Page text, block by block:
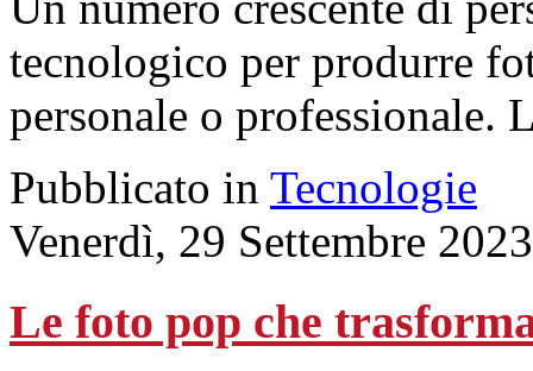
tecnologico per produrre
personale o professionale.
Pubblicato in Tecnologie
Venerdì, 29 Settembre
Le foto pop che